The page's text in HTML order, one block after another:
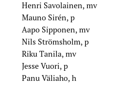
Henri Savolainen, mv
Mauno Sirén, p
Aapo Sipponen, mv
Nils Strömsholm, p
Riku Tanila, mv
Jesse Vuori, p
Panu Väliaho, h